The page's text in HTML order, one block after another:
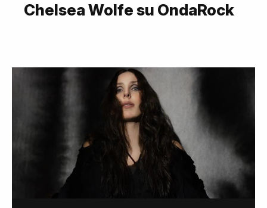
Chelsea Wolfe su OndaRock